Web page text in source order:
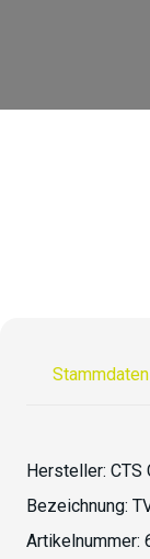
Stammdaten
Hersteller: CTS
Bezeichnung:
Artikelnummer: